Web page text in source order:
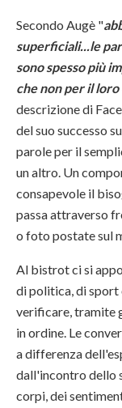
Secondo Augè "
superficiali...le
sono spesso più
che non per il
descrizione di
del suo successo
parole per il
un altro. Un
consapevole il
passa attraverso
o foto postate sul
Al bistrot ci si
di politica, di sport
verificare, tramite
in ordine. Le
a differenza
dall'incontro dello
corpi, dei